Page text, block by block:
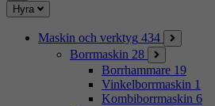
Mina
sidor
Meny
Hyra
Maskin och verktyg 434
Borrmaskin 28
Borrhammare 19
Vinkelborrmaskin 1
Kombiborrmaskin 6